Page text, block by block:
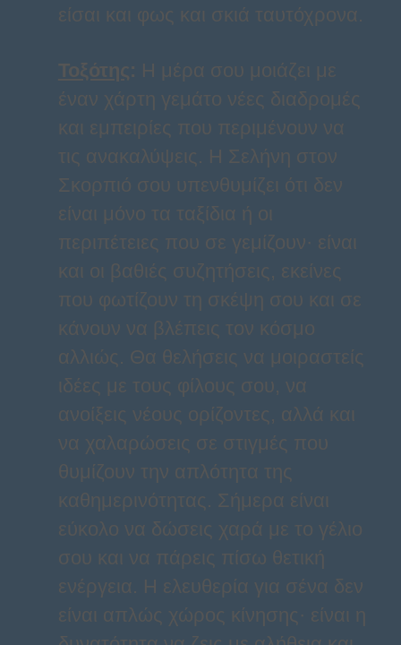
είσαι και φως και σκιά ταυτόχρονα.
Τοξότης: Η μέρα σου μοιάζει με
έναν χάρτη γεμάτο νέες διαδρομές
και εμπειρίες που περιμένουν να
τις ανακαλύψεις. Η Σελήνη στον
Σκορπιό σου υπενθυμίζει ότι δεν
είναι μόνο τα ταξίδια ή οι
περιπέτειες που σε γεμίζουν· είναι
και οι βαθιές συζητήσεις, εκείνες
που φωτίζουν τη σκέψη σου και σε
κάνουν να βλέπεις τον κόσμο
αλλιώς. Θα θελήσεις να μοιραστείς
ιδέες με τους φίλους σου, να
ανοίξεις νέους ορίζοντες, αλλά και
να χαλαρώσεις σε στιγμές που
θυμίζουν την απλότητα της
καθημερινότητας. Σήμερα είναι
εύκολο να δώσεις χαρά με το γέλιο
σου και να πάρεις πίσω θετική
ενέργεια. Η ελευθερία για σένα δεν
είναι απλώς χώρος κίνησης· είναι η